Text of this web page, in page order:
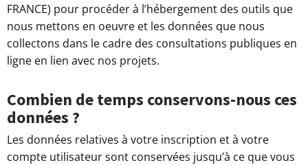
FRANCE) pour procéder à l’hébergement des outils que
nous mettons en oeuvre et les données que nous
collectons dans le cadre des consultations publiques en
ligne en lien avec nos projets.
Combien de temps conservons-nous ces
données ?
Les données relatives à votre inscription et à votre
compte utilisateur sont conservées jusqu’à ce que vous